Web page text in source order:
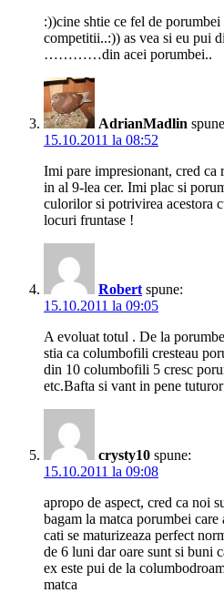
:))cine shtie ce fel de
competitii..:)) as vea si eu pui
…………din acei porumbei..
AdrianMadlin
15.10.2011 la 08:52
Imi pare impresionant, cred ca
in al 9-lea cer. Imi plac si
culorilor si potrivirea acestora
locuri fruntase !
Robert spune:
15.10.2011 la 09:05
A evoluat totul . De la
stia ca columbofili cresteau
din 10 columbofili 5 cresc
etc.Bafta si vant in pene
crysty10 spune:
15.10.2011 la 09:08
apropo de aspect, cred ca noi
bagam la matca porumbei
cati se maturizeaza perfect
de 6 luni dar oare sunt si buni
ex este pui de la
matca